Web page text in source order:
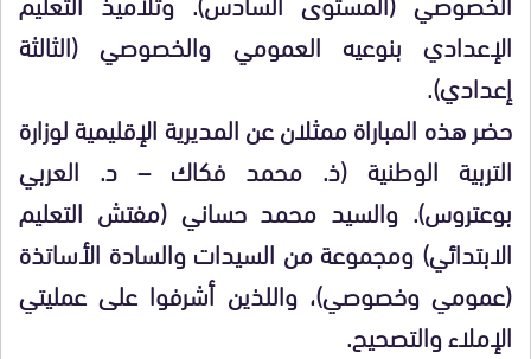
الإعدادي بنوعيه العمومي والخصوصي (الثالثة
إعدادي).
حضر هذه المباراة ممثلان عن المديرية الإقليمية لوزارة
التربية الوطنية (ذ. محمد فكاك – د. العربي
بوعتروس). والسيد محمد حساني (مفتش التعليم
الابتدائي) ومجموعة من السيدات والسادة الأساتذة
(عمومي وخصوصي)، واللذين أشرفوا على عمليتي
الإملاء والتصحيح.